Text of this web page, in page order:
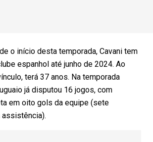
o início desta temporada, Cavani tem
espanhol até junho de 2024. Ao
terá 37 anos. Na temporada
já disputou 16 jogos, com
em oito gols da equipe (sete
assistência).